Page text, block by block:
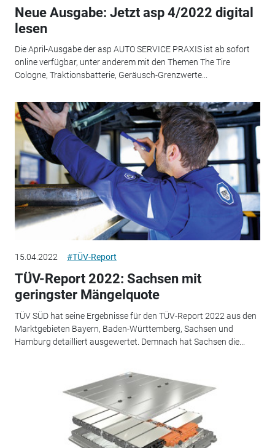
Neue Ausgabe: Jetzt asp 4/2022 digital
lesen
Die April-Ausgabe der asp AUTO SERVICE PRAXIS ist ab sofort
online verfügbar, unter anderem mit den Themen The Tire
Cologne, Traktionsbatterie, Geräusch-Grenzwerte...
15.04.2022 #TÜV-Report
TÜV-Report 2022: Sachsen mit
geringster Mängelquote
TÜV SÜD hat seine Ergebnisse für den TÜV-Report 2022 aus den
Marktgebieten Bayern, Baden-Württemberg, Sachsen und
Hamburg detailliert ausgewertet. Demnach hat Sachsen die...